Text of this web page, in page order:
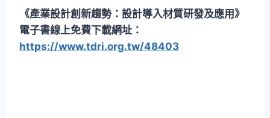
《產業設計創新趨勢：設計導入材質研發及應用》
電子書線上免費下載網址：
https://www.tdri.org.tw/48403